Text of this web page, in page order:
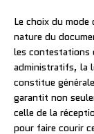
Le choix du
nature du
les contestations
administratifs, la
constitue
garantit non
celle de la
pour faire courir